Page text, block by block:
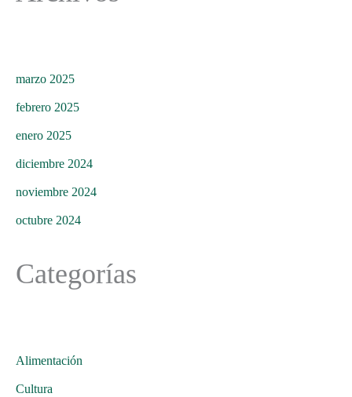
marzo 2025
febrero 2025
enero 2025
diciembre 2024
noviembre 2024
octubre 2024
Categorías
Alimentación
Cultura